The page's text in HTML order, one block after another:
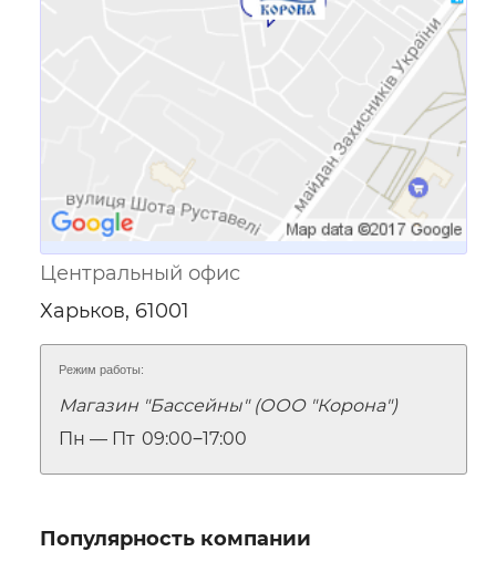
Центральный офис
Харьков, 61001
Режим работы:
Магазин "Бассейны" (ООО "Корона")
Пн — Пт 09:00‒17:00
Популярность компании